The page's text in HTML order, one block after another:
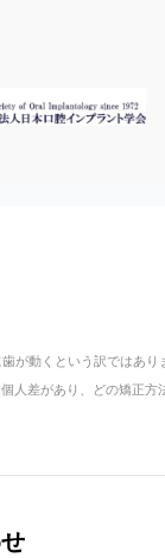
が動くという訳ではあり
人差があり、どの矯正方